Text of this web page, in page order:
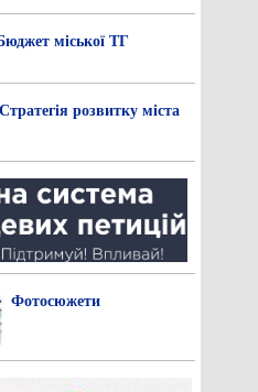
міської ТГ
Стратегія розвитку міста
Фотосюжети